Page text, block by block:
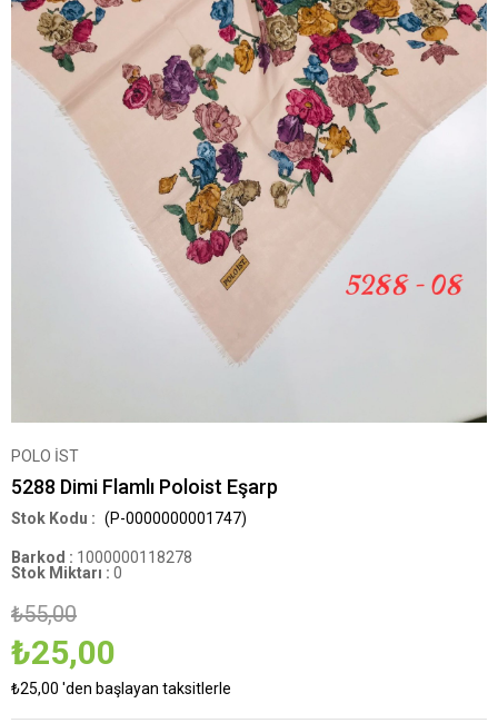
POLO İST
5288 Dimi Flamlı Poloist Eşarp
(P-0000000001747)
Barkod : 1000000118278
Stok Miktarı : 0
₺55,00
₺25,00
₺25,00 'den başlayan taksitlerle